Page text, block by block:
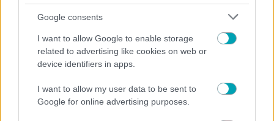
Google consents
I want to allow Google to enable storage
related to advertising like cookies on web or
device identifiers in apps.
I want to allow my user data to be sent to
Google for online advertising purposes.